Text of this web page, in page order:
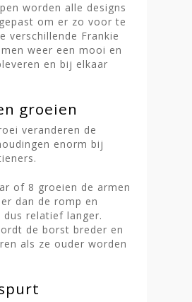
worden alle designs
om er zo voor te
verschillende Frankie
weer een mooi en
en bij elkaar
groeien
veranderen de
enorm bij
of 8 groeien de armen
dan de romp en
dus relatief langer.
de borst breder en
als ze ouder worden